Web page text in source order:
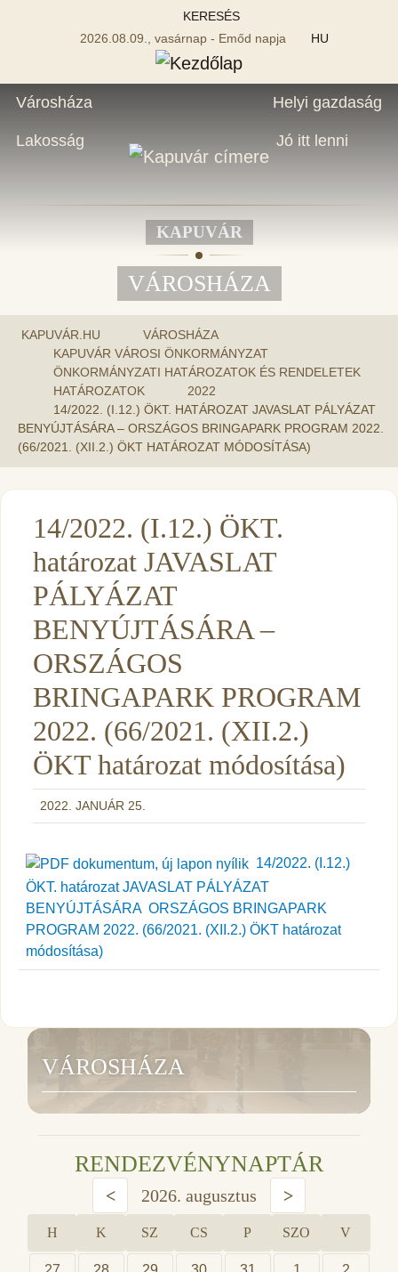
KERESÉS
2026.08.09., vasárnap - Emőd napja
HU
Városháza
Lakosság
Helyi gazdaság
Jó itt lenni
KAPUVÁR
VÁROSHÁZA
KAPUVÁR.HU
VÁROSHÁZA
KAPUVÁR VÁROSI ÖNKORMÁNYZAT
ÖNKORMÁNYZATI HATÁROZATOK ÉS RENDELETEK
HATÁROZATOK
2022
14/2022. (I.12.) ÖKT. HATÁROZAT JAVASLAT PÁLYÁZAT
BENYÚJTÁSÁRA – ORSZÁGOS BRINGAPARK PROGRAM 2022.
(66/2021. (XII.2.) ÖKT HATÁROZAT MÓDOSÍTÁSA)
14/2022. (I.12.) ÖKT.
határozat JAVASLAT
PÁLYÁZAT
BENYÚJTÁSÁRA –
ORSZÁGOS
BRINGAPARK PROGRAM
2022. (66/2021. (XII.2.)
ÖKT határozat módosítása)
2022. JANUÁR 25.
14/2022. (I.12.)
ÖKT. határozat JAVASLAT PÁLYÁZAT
BENYÚJTÁSÁRA  ORSZÁGOS BRINGAPARK
PROGRAM 2022. (66/2021. (XII.2.) ÖKT határozat
módosítása)
VÁROSHÁZA
RENDEZVÉNYNAPTÁR
< 2026. augusztus >
H K SZ CS P SZO V